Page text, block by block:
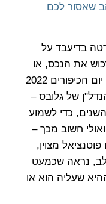
שאסור לכם
בדיעבד על
את הנכס, או
לחילופין לוותר על העסקה. לקראת יום הכיפורים 2022
של גלובס –
כדי לשמוע
חשוב מכך –
מצוין,
נראה שכמעט
שעליה הוא או